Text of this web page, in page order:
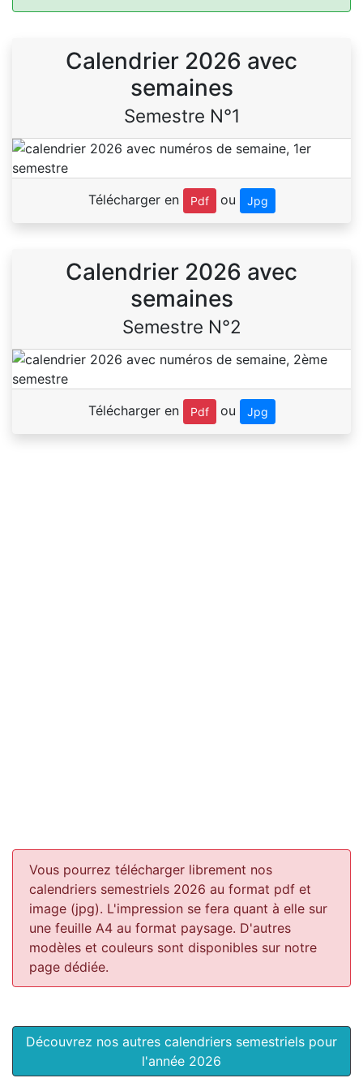
Calendrier 2026 avec
semaines
Semestre N°1
Télécharger en Pdf ou Jpg
Calendrier 2026 avec
semaines
Semestre N°2
Télécharger en Pdf ou Jpg
Vous pourrez télécharger librement nos
calendriers semestriels 2026 au format pdf et
image (jpg). L'impression se fera quant à elle sur
une feuille A4 au format paysage. D'autres
modèles et couleurs sont disponibles sur notre
page dédiée.
Découvrez nos autres calendriers semestriels pour
l'année 2026